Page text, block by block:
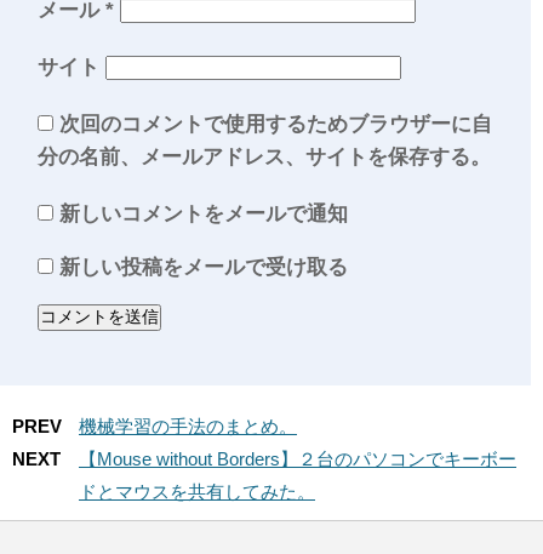
メール *
サイト
次回のコメントで使用するためブラウザーに自
分の名前、メールアドレス、サイトを保存する。
新しいコメントをメールで通知
新しい投稿をメールで受け取る
PREV
機械学習の手法のまとめ。
NEXT
【Mouse without Borders】２台のパソコンでキーボー
ドとマウスを共有してみた。